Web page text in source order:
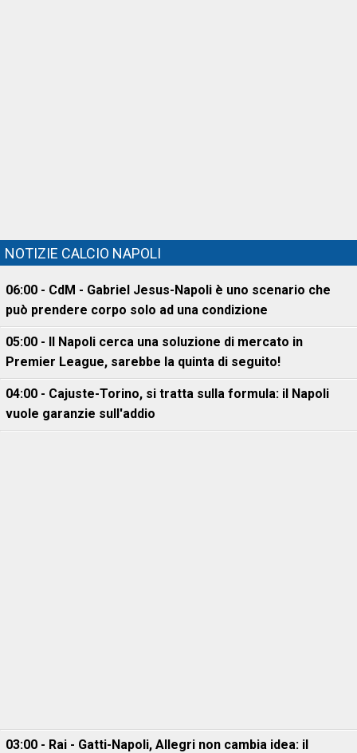
NOTIZIE CALCIO NAPOLI
06:00 - CdM - Gabriel Jesus-Napoli è uno scenario che
può prendere corpo solo ad una condizione
05:00 - Il Napoli cerca una soluzione di mercato in
Premier League, sarebbe la quinta di seguito!
04:00 - Cajuste-Torino, si tratta sulla formula: il Napoli
vuole garanzie sull'addio
03:00 - Rai - Gatti-Napoli, Allegri non cambia idea: il